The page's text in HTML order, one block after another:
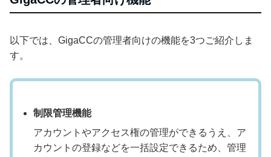
以下では、GigaCCの管理者向けの機能を3つご紹介しま
す。
制限管理機能
アカウントやアクセス権の管理ができるうえ、ア
カウントの登録などを一括設定できるため、管理